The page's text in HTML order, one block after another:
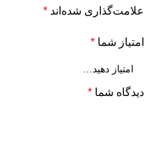
علامت‌گذاری شده‌اند *
امتیاز شما *
دیدگاه شما *